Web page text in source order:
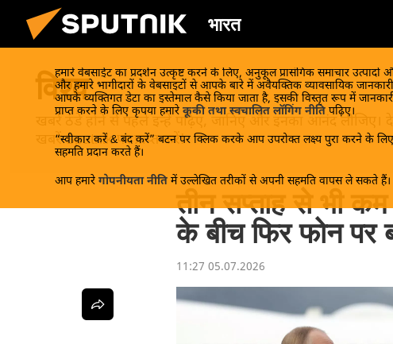
भारत
हमारे वेबसाईट का प्रदर्शन उत्कृष्ट करने के लिए, अनुकूल प्रासंगिक समाचार
और हमारे भागीदारों के वेबसाइटों से आपके बारे में अवैयक्तिक व्यावसायिक
आपके व्यक्तिगत डेटा का इस्तेमाल कैसे किया जाता है, इसकी विस्तृत रूप में
प्राप्त करने के लिए कृपया हमारे कूकी तथा स्वचालित लॉगिंग नीति पढ़िए।
“स्वीकार करें & बंद करें” बटन पर क्लिक करके आप उपरोक्त लक्ष्य पुरा करने के
सहमति प्रदान करते हैं।
आप हमारे गोपनीयता नीति में उल्लेखित तरीकों से अपनी सहमति वापस ले सकते हैं।
विश्व
खबरें ठंडे होने से पहले इन्हें पढ़िए, जानिए और इनका आनंद लीजिए।
खबरें Sputnik पर प्राप्त करें!
तीन सप्ताह से भी
के बीच फिर फोन पर
11:27 05.07.2026